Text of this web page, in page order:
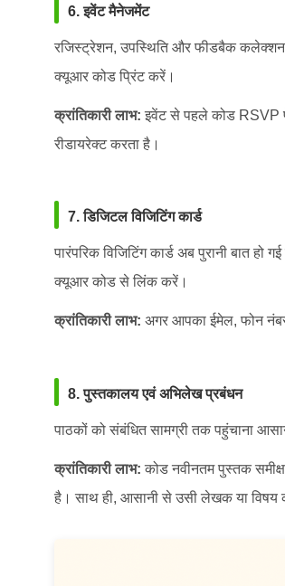
6. इवेंट मैनेजमेंट
रजिस्ट्रेशन, उपस्थिति और फीडबैक कलेक्शन
क्यूआर कोड प्रिंट करें।
क्रांतिकारी लाभ: इवेंट से पहले कोड RSVP
रीडायरेक्ट करता है।
7. डिजिटल विजिटिंग कार्ड
पारंपरिक विजिटिंग कार्ड अब पुरानी बात
क्यूआर कोड से लिंक करें।
क्रांतिकारी लाभ: अगर आपका ईमेल, फोन
8. पुस्तकालय एवं अभिलेख प्रबंधन
पाठकों को संबंधित सामग्री तक पहुंचाना
क्रांतिकारी लाभ: कोड नवीनतम पुस्तक
है। साथ ही, आसानी से उसी लेखक या विषय